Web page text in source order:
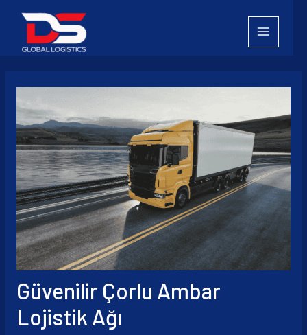
Güvenilir Çorlu Ambar
Lojistik Ağı